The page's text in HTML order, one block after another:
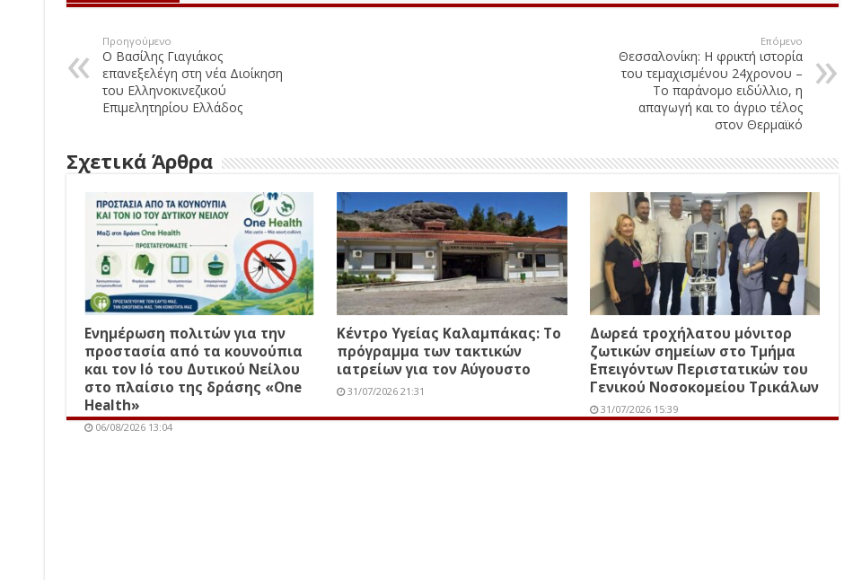
Προηγούμενο
Ο Βασίλης Γιαγιάκος
επανεξελέγη στη νέα Διοίκηση
του Ελληνοκινεζικού
Επιμελητηρίου Ελλάδος
Επόμενο
Θεσσαλονίκη: Η φρικτή ιστορία
του τεμαχισμένου 24χρονου –
Το παράνομο ειδύλλιο, η
απαγωγή και το άγριο τέλος
στον Θερμαϊκό
Σχετικά Άρθρα
Ενημέρωση πολιτών για την
προστασία από τα κουνούπια
και τον Ιό του Δυτικού Νείλου
στο πλαίσιο της δράσης «One
Health»
06/08/2026 13:04
Κέντρο Υγείας Καλαμπάκας: Το
πρόγραμμα των τακτικών
ιατρείων για τον Αύγουστο
31/07/2026 21:31
Δωρεά τροχήλατου μόνιτορ
ζωτικών σημείων στο Τμήμα
Επειγόντων Περιστατικών του
Γενικού Νοσοκομείου Τρικάλων
31/07/2026 15:39